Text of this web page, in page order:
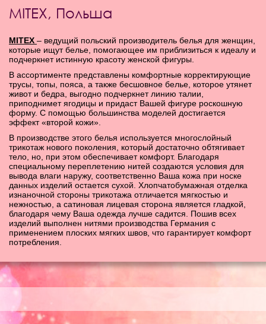
MITEX, Польша
MITEX – ведущий польский производитель белья для женщин,
которые ищут белье, помогающее им приблизиться к идеалу и
подчеркнет истинную красоту женской фигуры.
В ассортименте представлены комфортные корректирующие
трусы, топы, пояса, а также бесшовное белье, которое утянет
живот и бедра, выгодно подчеркнет линию талии,
приподнимет ягодицы и придаст Вашей фигуре роскошную
форму. С помощью большинства моделей достигается
эффект «второй кожи».
В производстве этого белья используется многослойный
трикотаж нового поколения, который достаточно обтягивает
тело, но, при этом обеспечивает комфорт. Благодаря
специальному переплетению нитей создаются условия для
вывода влаги наружу, соответственно Ваша кожа при носке
данных изделий остается сухой. Хлопчатобумажная отделка
изнаночной стороны трикотажа отличается мягкостью и
нежностью, а сатиновая лицевая сторона является гладкой,
благодаря чему Ваша одежда лучше садится. Пошив всех
изделий выполнен нитями производства Германия с
применением плоских мягких швов, что гарантирует комфорт
потребления.